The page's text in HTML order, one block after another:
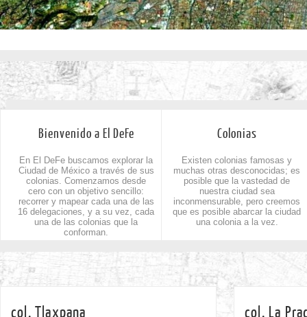
Bienvenido a El DeFe
En El DeFe buscamos explorar la
Ciudad de México a través de sus
colonias. Comenzamos desde
cero con un objetivo sencillo:
recorrer y mapear cada una de las
16 delegaciones, y a su vez, cada
una de las colonias que la
conforman.
Colonias
Existen colonias famosas y
muchas otras desconocidas; es
posible que la vastedad de
nuestra ciudad sea
inconmensurable, pero creemos
que es posible abarcar la ciudad
una colonia a la vez.
col. Tlaxpana col. La